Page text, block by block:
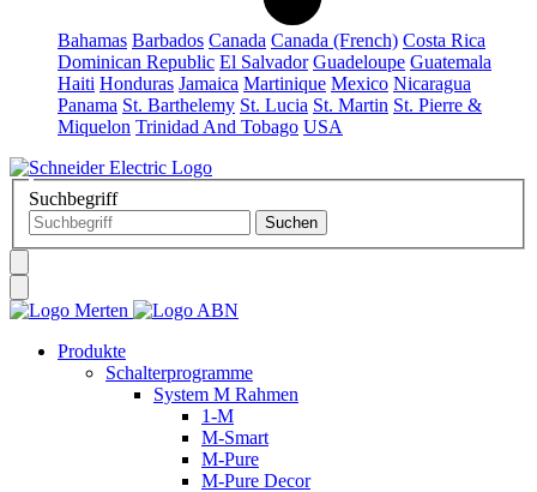
Bahamas Barbados Canada Canada (French) Costa Rica
Dominican Republic El Salvador Guadeloupe Guatemala
Haiti Honduras Jamaica Martinique Mexico Nicaragua
Panama St. Barthelemy St. Lucia St. Martin St. Pierre &
Miquelon Trinidad And Tobago USA
Suchbegriff
Produkte
Schalterprogramme
System M Rahmen
1-M
M-Smart
M-Pure
M-Pure Decor